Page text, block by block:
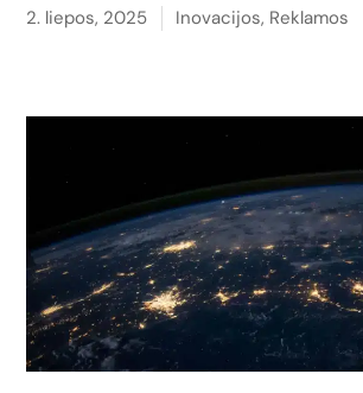
2. liepos, 2025 Inovacijos, Reklamos